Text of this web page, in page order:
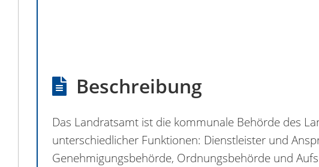
Beschreibung
Das Landratsamt ist die kommunale Behörde des
unterschiedlicher Funktionen: Dienstleister und
Genehmigungsbehörde, Ordnungsbehörde und